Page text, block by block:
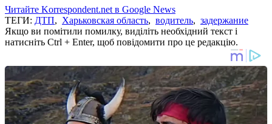
Читайте Korrespondent.net в Google News
ТЕГИ: ДТП, Харьковская область, водитель, задержание
Якщо ви помітили помилку, виділіть необхідний текст і
натисніть Ctrl + Enter, щоб повідомити про це редакцію.